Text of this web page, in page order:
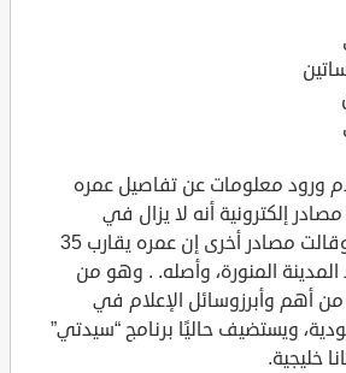
ورود معلومات عن تفاصيل عمره
إلكترونية أنه لا يزال في
الثلاثينيات من عمره، وقالت مصادر أخرى إن عمره يقارب 35
المنورة، وأصله. . وهو من
أهم وأبرزوسائل الإعلام في
ويستضيف حاليًا برنامج “سيدتي”
خليجية.